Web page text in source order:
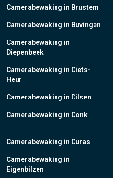
Camerabewaking in Brustem
Camerabewaking in Buvingen
Camerabewaking in
Diepenbeek
Camerabewaking in Diets-
Heur
Camerabewaking in Dilsen
Camerabewaking in Donk
Camerabewaking in Duras
Camerabewaking in
Eigenbilzen